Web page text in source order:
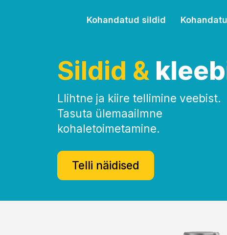
Kohandatud sildid
Sildid &
Llihtne ja kiire tellimine veebist.
Tasuta ülemaailmne
kohaletoimetamine.
Telli näidised